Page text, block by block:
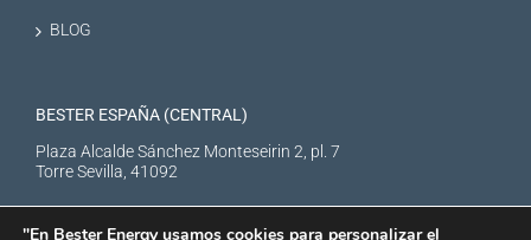
BLOG
BESTER ESPAÑA (CENTRAL)
Plaza Alcalde Sánchez Monteseirin 2, pl. 7
Torre Sevilla, 41092
"En Bester Energy usamos cookies para personalizar el